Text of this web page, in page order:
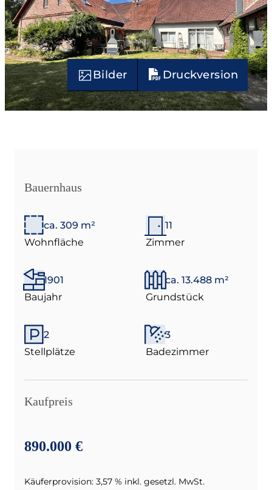
Bilder Druckversion
Bauernhaus
ca. 309 m²
Wohnfläche
11
Zimmer
1901
Baujahr
ca. 13.488 m²
Grundstück
2
Stellplätze
3
Badezimmer
Kaufpreis
890.000 €
Käuferprovision: 3,57 % inkl. gesetzl. MwSt.